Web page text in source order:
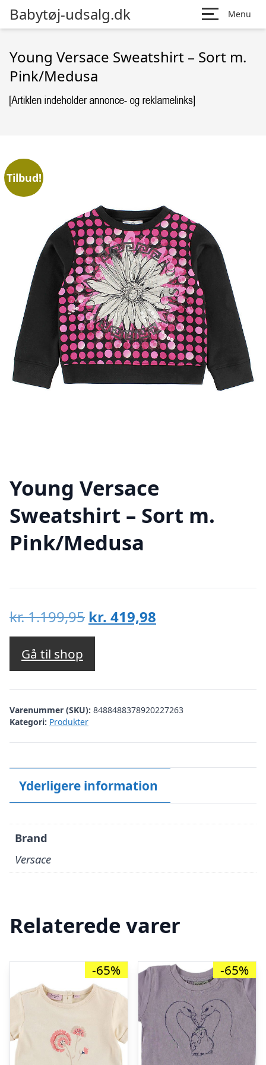
Babytøj-udsalg.dk Menu
Young Versace Sweatshirt – Sort m.
Pink/Medusa
Tilbud!
Young Versace
Sweatshirt – Sort m.
Pink/Medusa
kr.1.199,95 Den
oprindelige
var:
kr. 1.199,95.
kr. 419,98
kr. 419,98.
Gå til shop
Varenummer (SKU): 8488488378920227263
Kategori: Produkter
Yderligere information
Brand
Versace
Relaterede varer
-65% -65%